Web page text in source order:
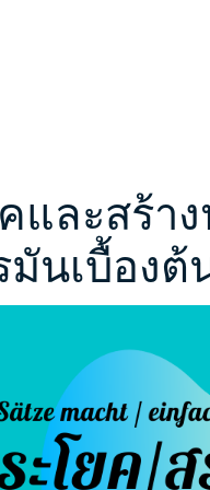
และสร้า
มันเบื้องต้